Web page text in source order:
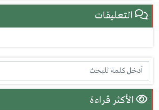
التعليقات
الأكثر قراءة